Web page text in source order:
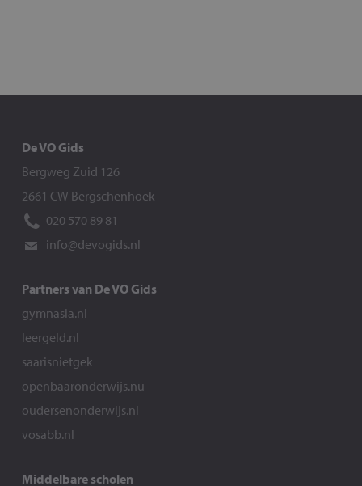
De VO Gids
Bergweg Zuid 126
2661 CW Bergschenhoek
020 570 89 81
info@devogids.nl
Partners van De VO Gids
gymnasia.nl
leergeld.nl
saarisnietgek
openbaaronderwijs.nu
oudersenonderwijs.nl
vosabb.nl
Middelbare scholen